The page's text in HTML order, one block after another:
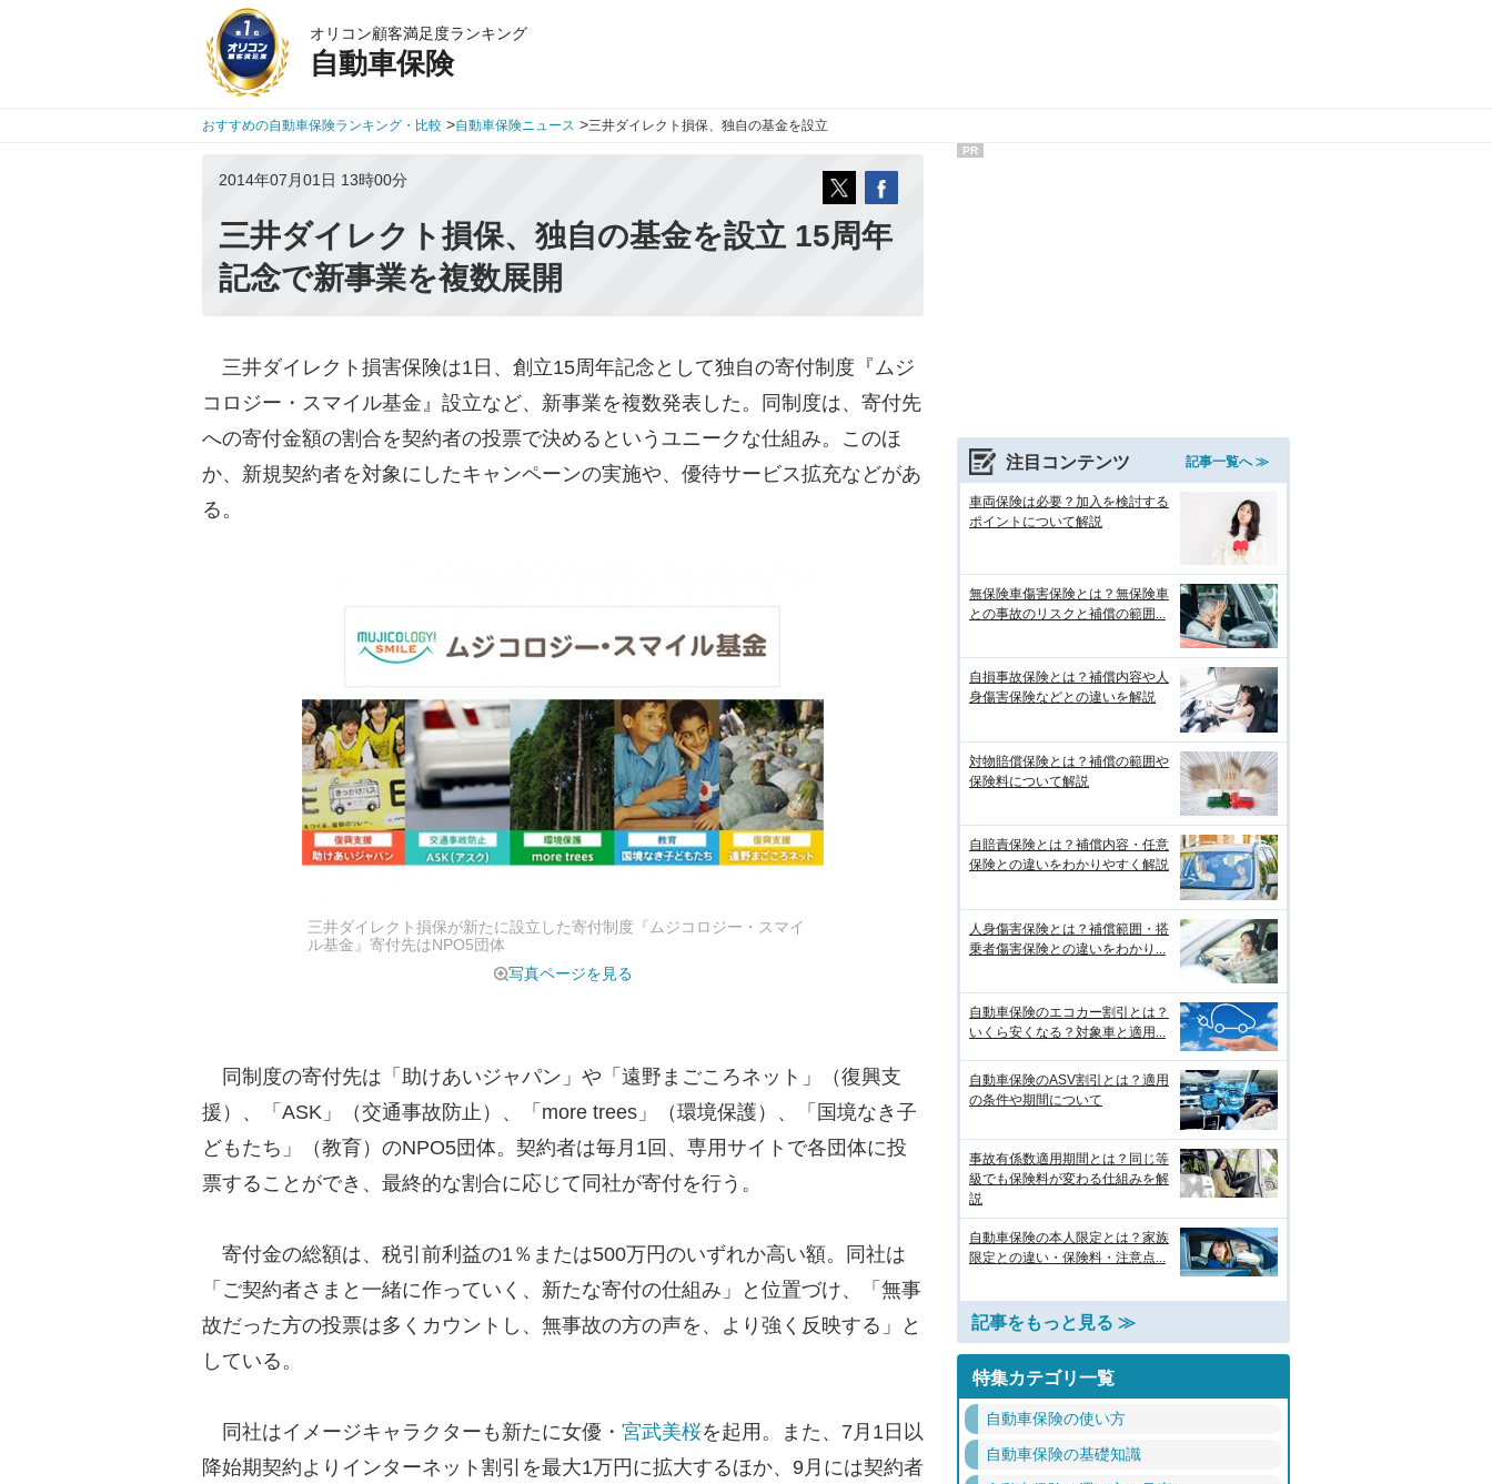
オリコン顧客満足度ランキング
自動車保険
おすすめの自動車保険ランキング・比較 >自動車保険ニュース >三井ダイレクト損保、独自の基金を設立
2014年07月01日 13時00分
三井ダイレクト損保、独自の基金を設立 15周年
記念で新事業を複数展開
三井ダイレクト損害保険は1日、創立15周年記念として独自の寄付制度『ムジ
コロジー・スマイル基金』設立など、新事業を複数発表した。同制度は、寄付先
への寄付金額の割合を契約者の投票で決めるというユニークな仕組み。このほ
か、新規契約者を対象にしたキャンペーンの実施や、優待サービス拡充などがあ
る。
三井ダイレクト損保が新たに設立した寄付制度『ムジコロジー・スマイ
ル基金』寄付先はNPO5団体
写真ページを見る
同制度の寄付先は「助けあいジャパン」や「遠野まごころネット」（復興支
援）、「ASK」（交通事故防止）、「more trees」（環境保護）、「国境なき子
どもたち」（教育）のNPO5団体。契約者は毎月1回、専用サイトで各団体に投
票することができ、最終的な割合に応じて同社が寄付を行う。
寄付金の総額は、税引前利益の1％または500万円のいずれか高い額。同社は
「ご契約者さまと一緒に作っていく、新たな寄付の仕組み」と位置づけ、「無事
故だった方の投票は多くカウントし、無事故の方の声を、より強く反映する」と
している。
同社はイメージキャラクターも新たに女優・ 宮武美桜を起用。また、7月1日以
降始期契約よりインターネット割引を最大1万円に拡大するほか、9月には契約者
PR
注目コンテンツ 記事一覧へ ≫
車両保険は必要？加入を検討する
ポイントについて解説
無保険車傷害保険とは？無保険車
との事故のリスクと補償の範囲...
自損事故保険とは？補償内容や人
身傷害保険などとの違いを解説
対物賠償保険とは？補償の範囲や
保険料について解説
自賠責保険とは？補償内容・任意
保険との違いをわかりやすく解説
人身傷害保険とは？補償範囲・搭
乗者傷害保険との違いをわかり...
自動車保険のエコカー割引とは？
いくら安くなる？対象車と適用...
自動車保険のASV割引とは？適用
の条件や期間について
事故有係数適用期間とは？同じ等
級でも保険料が変わる仕組みを解
説
自動車保険の本人限定とは？家族
限定との違い・保険料・注意点...
記事をもっと見る ≫
特集カテゴリ一覧
自動車保険の使い方
自動車保険の基礎知識